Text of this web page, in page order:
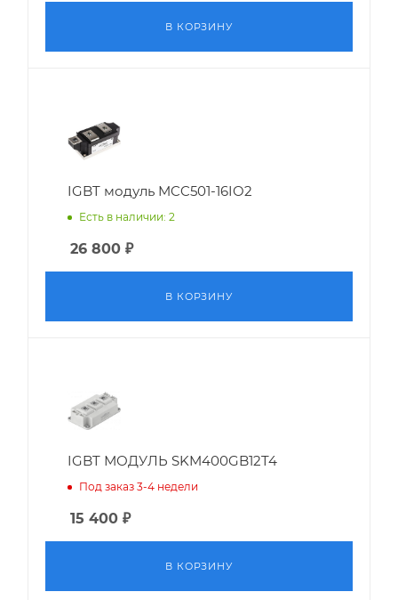
В КОРЗИНУ
IGBT модуль MCC501-16IO2
Есть в наличии: 2
26 800 ₽
В КОРЗИНУ
IGBT МОДУЛЬ SKM400GB12T4
Под заказ 3-4 недели
15 400 ₽
В КОРЗИНУ